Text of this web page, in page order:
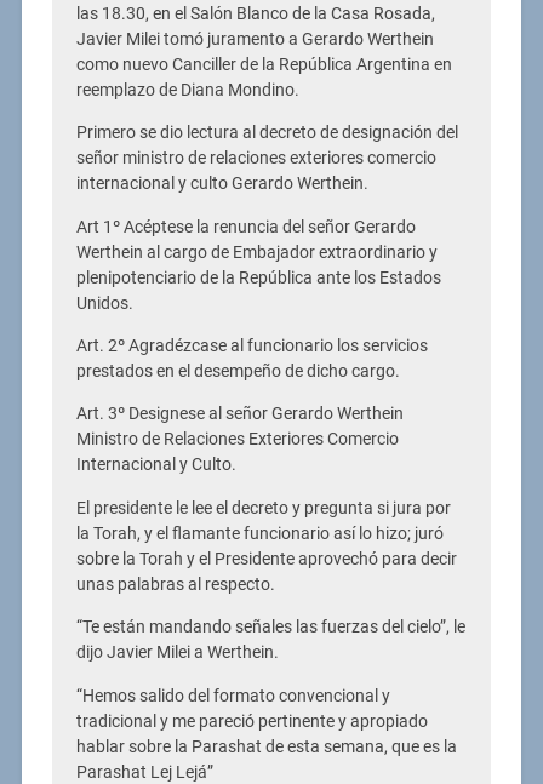
las 18.30, en el Salón Blanco de la Casa Rosada,
Javier Milei tomó juramento a Gerardo Werthein
como nuevo Canciller de la República Argentina en
reemplazo de Diana Mondino.
Primero se dio lectura al decreto de designación del
señor ministro de relaciones exteriores comercio
internacional y culto Gerardo Werthein.
Art 1º Acéptese la renuncia del señor Gerardo
Werthein al cargo de Embajador extraordinario y
plenipotenciario de la República ante los Estados
Unidos.
Art. 2º Agradézcase al funcionario los servicios
prestados en el desempeño de dicho cargo.
Art. 3º Designese al señor Gerardo Werthein
Ministro de Relaciones Exteriores Comercio
Internacional y Culto.
El presidente le lee el decreto y pregunta si jura por
la Torah, y el flamante funcionario así lo hizo; juró
sobre la Torah y el Presidente aprovechó para decir
unas palabras al respecto.
“Te están mandando señales las fuerzas del cielo”, le
dijo Javier Milei a Werthein.
“Hemos salido del formato convencional y
tradicional y me pareció pertinente y apropiado
hablar sobre la Parashat de esta semana, que es la
Parashat Lej Lejá”